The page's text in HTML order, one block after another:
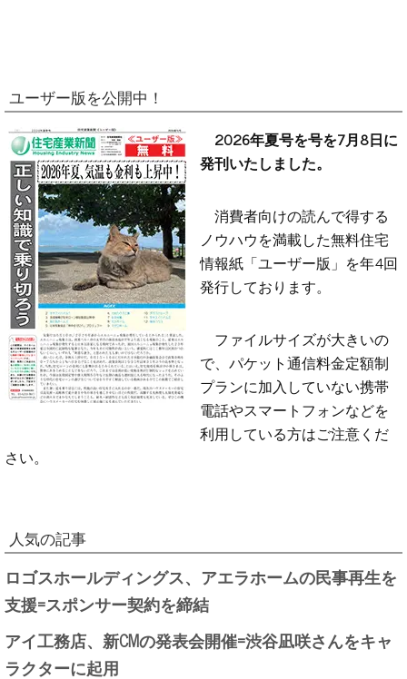
ユーザー版を公開中！
2026年夏号を号を7月8日に
発刊いたしました。
消費者向けの読んで得する
ノウハウを満載した無料住宅
情報紙「ユーザー版」を年4回
発行しております。
ファイルサイズが大きいの
で、パケット通信料金定額制
プランに加入していない携帯
電話やスマートフォンなどを
利用している方はご注意くだ
さい。
人気の記事
ロゴスホールディングス、アエラホームの民事再生を
支援=スポンサー契約を締結
アイ工務店、新CMの発表会開催=渋谷凪咲さんをキャ
ラクターに起用